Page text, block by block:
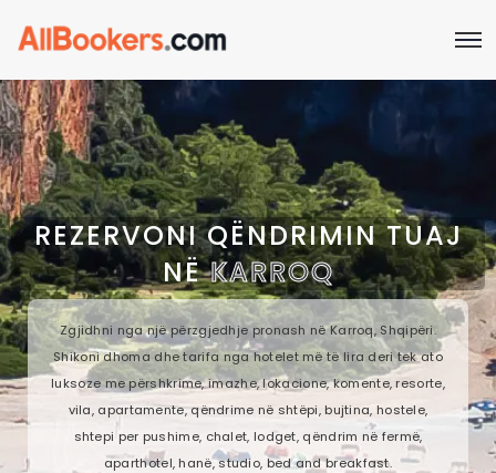
REZERVONI QËNDRIMIN TUAJ
NËKARROQ
Zgjidhni nga një përzgjedhje pronash në Karroq, Shqipëri.
Shikoni dhoma dhe tarifa nga hotelet më të lira deri tek ato
luksoze me përshkrime, imazhe, lokacione, komente, resorte,
vila, apartamente, qëndrime në shtëpi, bujtina, hostele,
shtepi per pushime, chalet, lodget, qëndrim në fermë,
aparthotel, hanë, studio, bed and breakfast.